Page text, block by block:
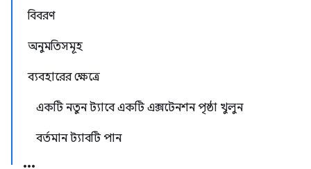
বিবরণ
অনুমতিসমূহ
ব্যবহারের ক্ষেত্রে
একটি নতুন ট্যাবে একটি এক্সটেনশন পৃষ্ঠা খুলুন
বর্তমান ট্যাবটি পান